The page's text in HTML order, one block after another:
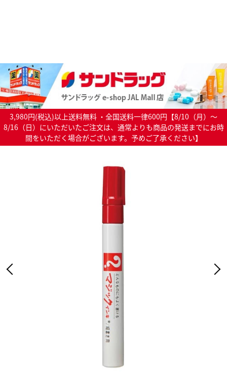
3,980円(税込)以上送料無料 ・全国送料一律600円【8/10（月）～
8/16（日）にいただいたご注文は、通常よりも商品の発送までにお時
間をいただく場合がございます。予めご了承ください】